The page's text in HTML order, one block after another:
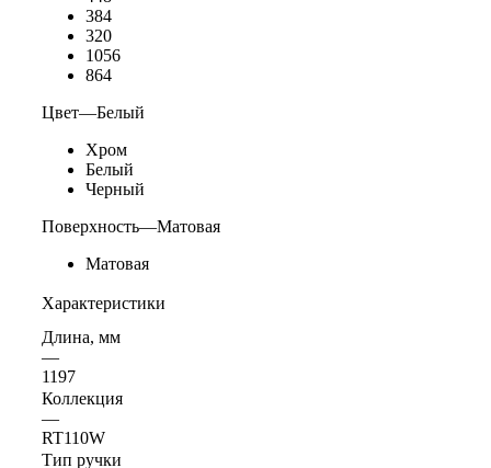
384
320
1056
864
Цвет—Белый
Хром
Белый
Черный
Поверхность—Матовая
Матовая
Характеристики
Длина, мм
—
1197
Коллекция
—
RT110W
Тип ручки